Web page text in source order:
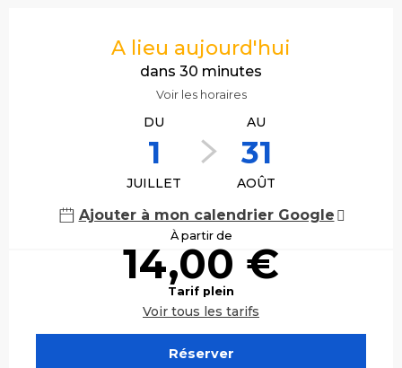
A lieu aujourd'hui
dans 30 minutes
Voir les horaires
DU
1
JUILLET
AU
31
AOÛT
Ajouter à mon calendrier Google
À partir de
14,00 €
Tarif plein
Voir tous les tarifs
Réserver